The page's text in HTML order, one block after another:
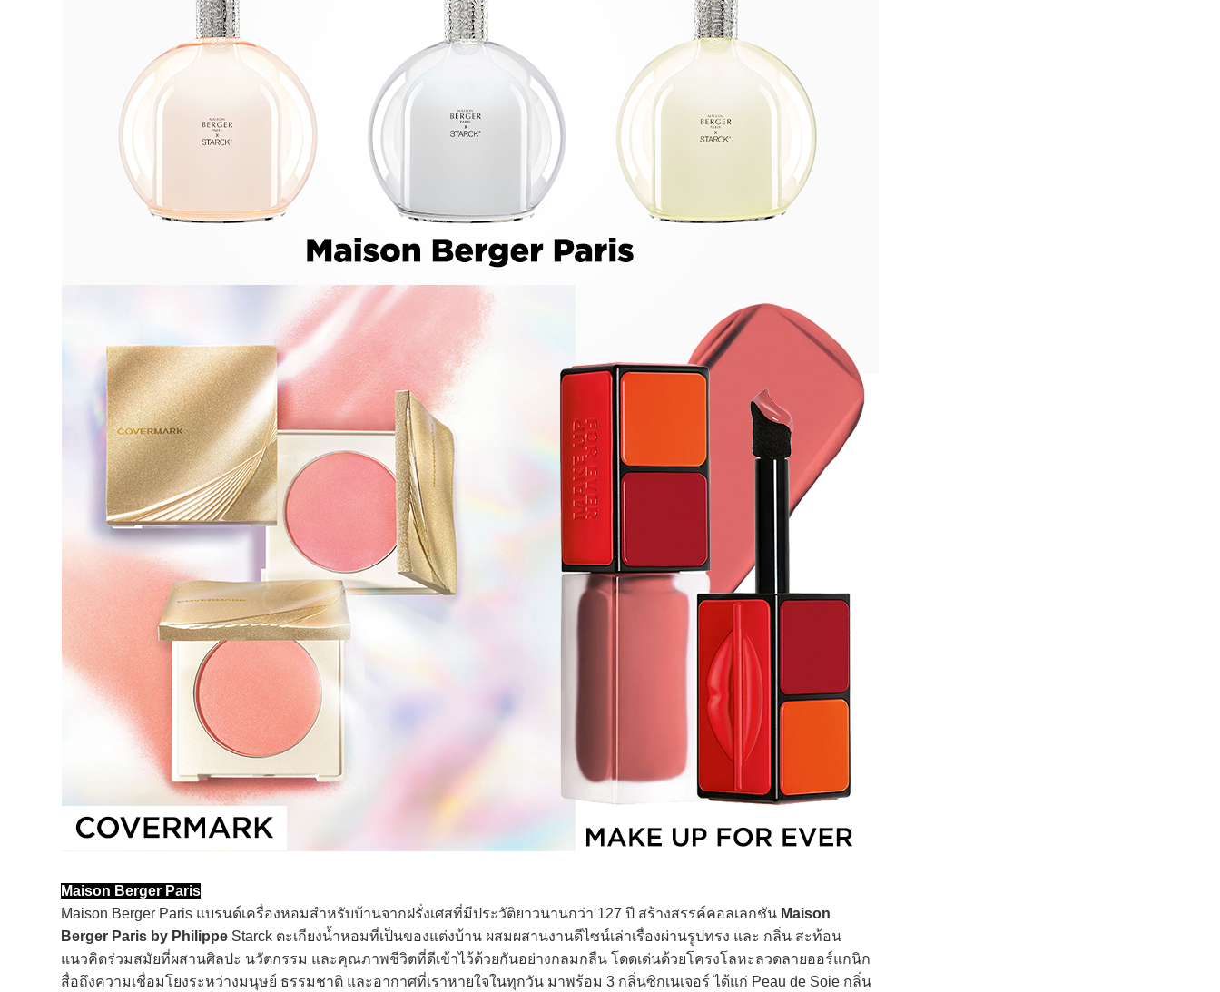
Maison Berger Paris
Maison Berger Paris แบรนด์เครื่องหอมสำหรับบ้านจากฝรั่งเศสที่มีประวัติยาวนานกว่า 127 ปี สร้างสรรค์คอลเลกชัน Maison
Berger Paris by Philippe Starck ตะเกียงน้ำหอมที่เป็นของแต่งบ้าน ผสมผสานงานดีไซน์เล่าเรื่องผ่านรูปทรง และ กลิ่น สะท้อน
แนวคิดร่วมสมัยที่ผสานศิลปะ นวัตกรรม และคุณภาพชีวิตที่ดีเข้าไว้ด้วยกันอย่างกลมกลืน โดดเด่นด้วยโครงโลหะลวดลายออร์แกนิก
สื่อถึงความเชื่อมโยงระหว่างมนุษย์ ธรรมชาติ และอากาศที่เราหายใจในทุกวัน มาพร้อม 3 กลิ่นซิกเนเจอร์ ได้แก่ Peau de Soie กลิ่น